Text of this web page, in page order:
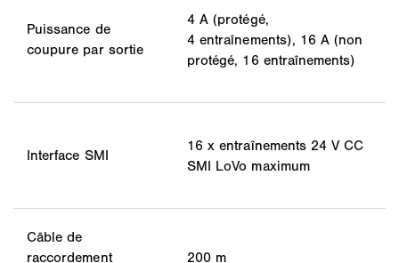
Puissance de
coupure par sortie
4 A (protégé,
4 entraînements), 16 A (non
protégé, 16 entraînements)
Interface SMI
16 x entraînements 24 V CC
SMI LoVo maximum
Câble de
raccordement
200 m